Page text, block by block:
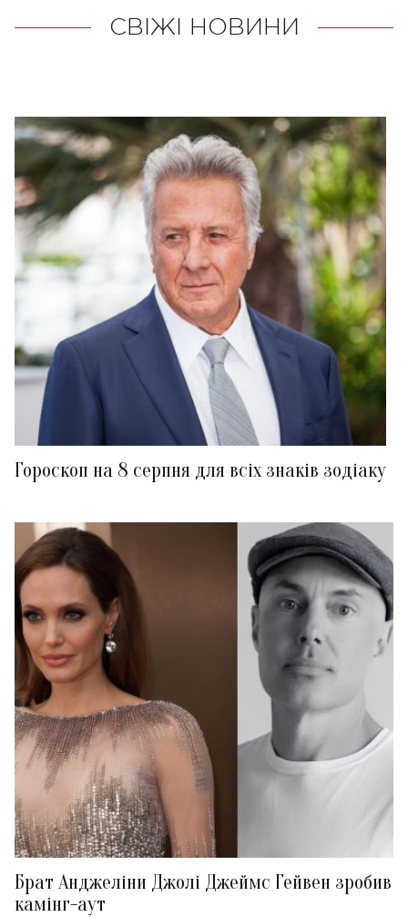
СВІЖІ НОВИНИ
Гороскоп на 8 серпня для всіх знаків зодіаку
Брат Анджеліни Джолі Джеймс Гейвен зробив
камінг-аут